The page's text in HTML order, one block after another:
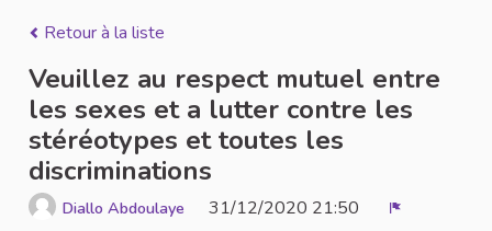
Retour à la liste
Veuillez au respect mutuel entre
les sexes et a lutter contre les
stéréotypes et toutes les
discriminations
Diallo Abdoulaye 31/12/2020 21:50